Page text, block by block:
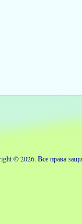
© 2026. Все права